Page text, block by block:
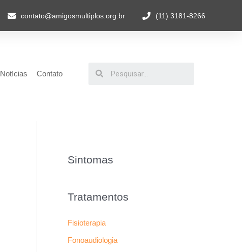
contato@amigosmultiplos.org.br (11) 3181-8266
Notícias Contato
Sintomas
Tratamentos
Fisioterapia
Fonoaudiologia